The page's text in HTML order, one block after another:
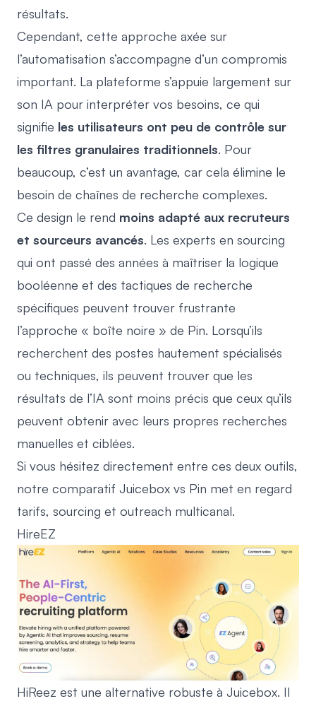
résultats.
Cependant, cette approche axée sur
l’automatisation s’accompagne d’un compromis
important. La plateforme s’appuie largement sur
son IA pour interpréter vos besoins, ce qui
signifie les utilisateurs ont peu de contrôle sur
les filtres granulaires traditionnels. Pour
beaucoup, c’est un avantage, car cela élimine le
besoin de chaînes de recherche complexes.
Ce design le rend moins adapté aux recruteurs
et sourceurs avancés. Les experts en sourcing
qui ont passé des années à maîtriser la logique
booléenne et des tactiques de recherche
spécifiques peuvent trouver frustrante
l’approche « boîte noire » de Pin. Lorsqu’ils
recherchent des postes hautement spécialisés
ou techniques, ils peuvent trouver que les
résultats de l’IA sont moins précis que ceux qu’ils
peuvent obtenir avec leurs propres recherches
manuelles et ciblées.
Si vous hésitez directement entre ces deux outils,
notre comparatif Juicebox vs Pin met en regard
tarifs, sourcing et outreach multicanal.
HireEZ
HiReez est une alternative robuste à Juicebox. Il